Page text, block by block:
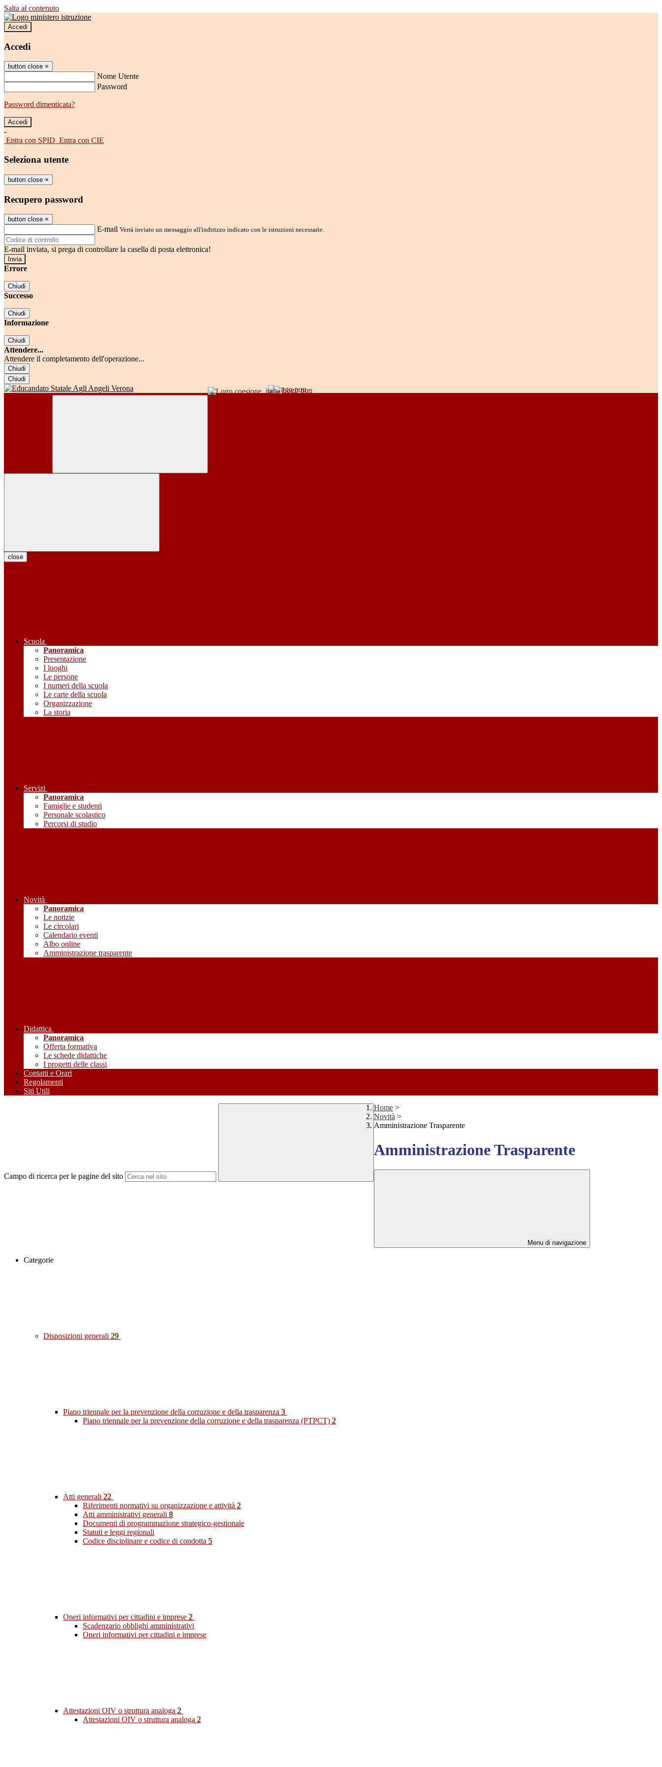
Salta al contenuto
Accedi
Accedi
button close ×
Nome Utente
Password
Password dimenticata?
-
Entra con SPID Entra con CIE
Seleziona utente
button close ×
Recupero password
button close ×
E-mail Verrà inviato un messaggio all'indirizzo indicato con le istruzioni necessarie.
E-mail inviata, si prega di controllare la casella di posta elettronica!
Errore
Chiudi
Successo
Chiudi
Informazione
Chiudi
Attendere...
Attendere il completamento dell'operazione...
Chiudi
Chiudi
close
Scuola
Panoramica
Presentazione
I luoghi
Le persone
I numeri della scuola
Le carte della scuola
Organizzazione
La storia
Servizi
Panoramica
Famiglie e studenti
Personale scolastico
Percorsi di studio
Novità
Panoramica
Le notizie
Le circolari
Calendario eventi
Albo online
Amministrazione trasparente
Didattica
Panoramica
Offerta formativa
Le schede didattiche
I progetti delle classi
Contatti e Orari
Regolamenti
Siti Utili
Campo di ricerca per le pagine del sito
Home >
Novità >
Amministrazione Trasparente
Amministrazione Trasparente
Menu di navigazione
Categorie
Disposizioni generali 29
Piano triennale per la prevenzione della corruzione e della trasparenza 3
Piano triennale per la prevenzione della corruzione e della trasparenza (PTPCT) 2
Atti generali 22
Riferimenti normativi su organizzazione e attività 2
Atti amministrativi generali 8
Documenti di programmazione strategico-gestionale
Statuti e leggi regionali
Codice disciplinare e codice di condotta 5
Oneri informativi per cittadini e imprese 2
Scadenzario obblighi amministrativi
Oneri informativi per cittadini e imprese
Attestazioni OIV o struttura analoga 2
Attestazioni OIV o struttura analoga 2